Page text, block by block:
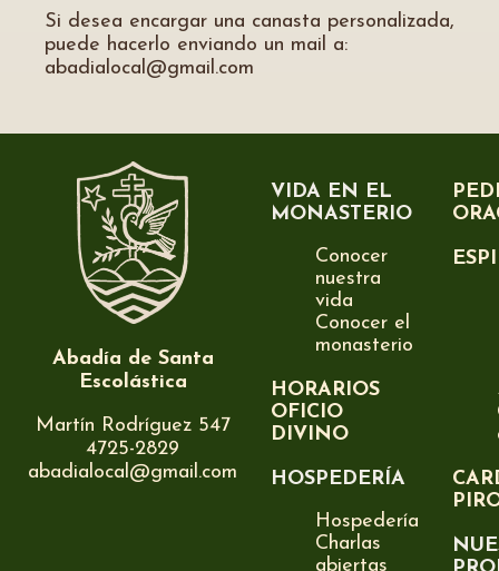
Si desea encargar una canasta personalizada,
puede hacerlo enviando un mail a:
abadialocal@gmail.com
Abadía de Santa
Escolástica
Martín Rodríguez 547
4725-2829
abadialocal@gmail.com
VIDA EN EL
MONASTERIO
Conocer
nuestra
vida
Conocer el
monasterio
HORARIOS
OFICIO
DIVINO
HOSPEDERÍA
Hospedería
Charlas
abiertas